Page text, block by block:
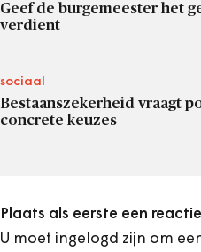
Geef de burgemeester het
verdient
sociaal
Bestaanszekerheid vraagt
concrete keuzes
Plaats als eerste een reactie
U moet ingelogd zijn om